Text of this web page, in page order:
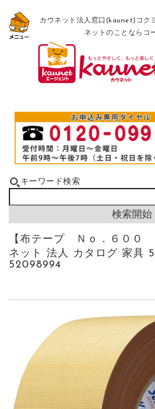
カウネット法人窓口(kaunet)コク
ネットのことならコ
キーワード検索
【布テープ Ｎｏ．６００
ネット 法人 カタログ 家具
52098994